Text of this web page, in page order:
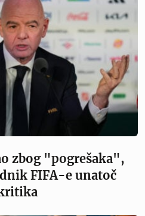
zbog "pogrešaka",
FIFA-e unatoč